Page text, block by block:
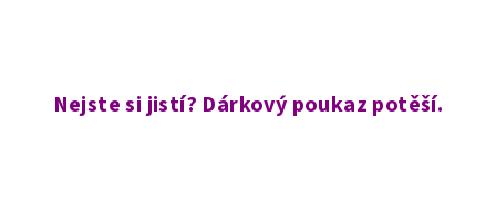
Nejste si jistí? Dárkový poukaz potěší.